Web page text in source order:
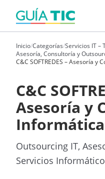
Inicio/Categorías/Servicios IT –
Asesoría, Consultoría y
C&C SOFTREDES – Asesoría y
C&C
Asesoría y
Informática
Outsourcing IT,
Servicios